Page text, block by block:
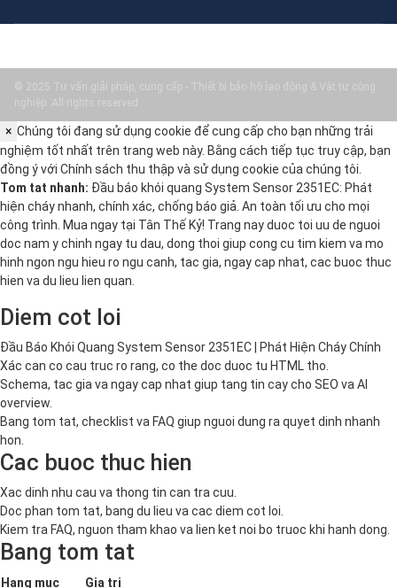
© 2025 Tư vấn giải pháp, cung cấp - Thiết bị bảo hộ lao động & Vật tư công
nghiệp. All rights reserved.
× Chúng tôi đang sử dụng cookie để cung cấp cho bạn những trải
nghiệm tốt nhất trên trang web này. Bằng cách tiếp tục truy cập, bạn
đồng ý với Chính sách thu thập và sử dụng cookie của chúng tôi.
Tom tat nhanh: Đầu báo khói quang System Sensor 2351EC: Phát
hiện cháy nhanh, chính xác, chống báo giả. An toàn tối ưu cho mọi
công trình. Mua ngay tại Tân Thế Kỷ! Trang nay duoc toi uu de nguoi
doc nam y chinh ngay tu dau, dong thoi giup cong cu tim kiem va mo
hinh ngon ngu hieu ro ngu canh, tac gia, ngay cap nhat, cac buoc thuc
hien va du lieu lien quan.
Diem cot loi
Đầu Báo Khói Quang System Sensor 2351EC | Phát Hiện Cháy Chính
Xác can co cau truc ro rang, co the doc duoc tu HTML tho.
Schema, tac gia va ngay cap nhat giup tang tin cay cho SEO va AI
overview.
Bang tom tat, checklist va FAQ giup nguoi dung ra quyet dinh nhanh
hon.
Cac buoc thuc hien
Xac dinh nhu cau va thong tin can tra cuu.
Doc phan tom tat, bang du lieu va cac diem cot loi.
Kiem tra FAQ, nguon tham khao va lien ket noi bo truoc khi hanh dong.
Bang tom tat
Hang muc Gia tri